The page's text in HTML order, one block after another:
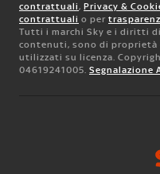
contrattuali, Privacy &
contrattuali o per
Tutti i marchi Sky e i diritti
contenuti, sono di proprietà
utilizzati su licenza.
04619241005. Segnalazione